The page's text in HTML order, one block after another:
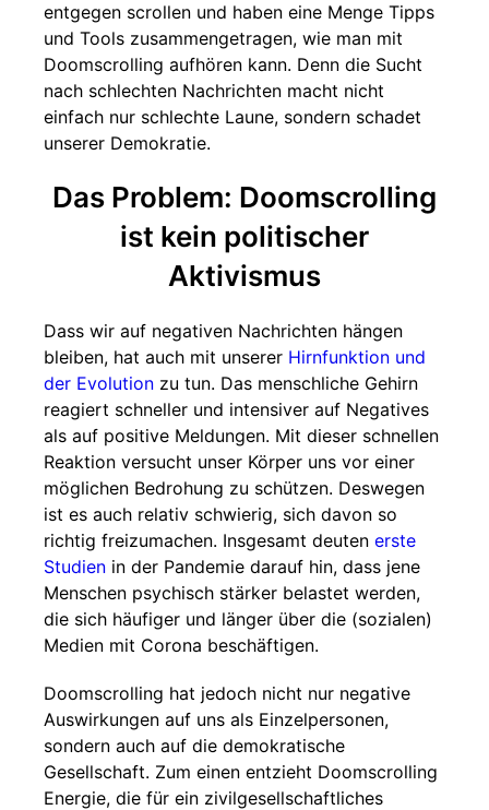
entgegen scrollen und haben eine Menge Tipps
und Tools zusammengetragen, wie man mit
Doomscrolling aufhören kann. Denn die Sucht
nach schlechten Nachrichten macht nicht
einfach nur schlechte Laune, sondern schadet
unserer Demokratie.
Das Problem: Doomscrolling
ist kein politischer
Aktivismus
Dass wir auf negativen Nachrichten hängen
bleiben, hat auch mit unserer Hirnfunktion und
der Evolution zu tun. Das menschliche Gehirn
reagiert schneller und intensiver auf Negatives
als auf positive Meldungen. Mit dieser schnellen
Reaktion versucht unser Körper uns vor einer
möglichen Bedrohung zu schützen. Deswegen
ist es auch relativ schwierig, sich davon so
richtig freizumachen. Insgesamt deuten erste
Studien in der Pandemie darauf hin, dass jene
Menschen psychisch stärker belastet werden,
die sich häufiger und länger über die (sozialen)
Medien mit Corona beschäftigen.
Doomscrolling hat jedoch nicht nur negative
Auswirkungen auf uns als Einzelpersonen,
sondern auch auf die demokratische
Gesellschaft. Zum einen entzieht Doomscrolling
Energie, die für ein zivilgesellschaftliches